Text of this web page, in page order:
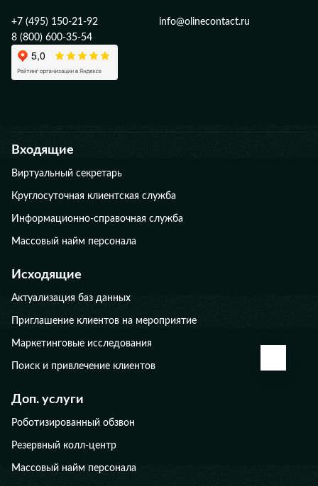
+7 (495) 150-21-92
8 (800) 600-35-54
info@olinecontact.ru
Входящие
Виртуальный секретарь
Круглосуточная клиентская служба
Информационно-справочная служба
Массовый найм персонала
Исходящие
Актуализация баз данных
Приглашение клиентов на мероприятие
Маркетинговые исследования
Поиск и привлечение клиентов
Доп. услуги
Роботизированный обзвон
Резервный колл-центр
Массовый найм персонала